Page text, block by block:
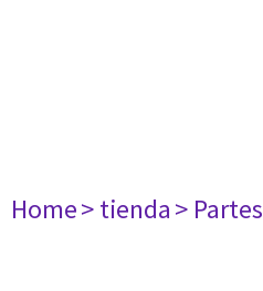
Home> tienda> Partes